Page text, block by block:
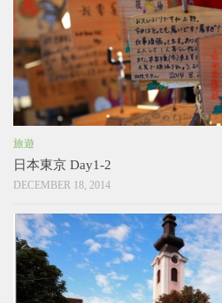
旅遊
日本東京 Day1-2
DECEMBER 18, 2014